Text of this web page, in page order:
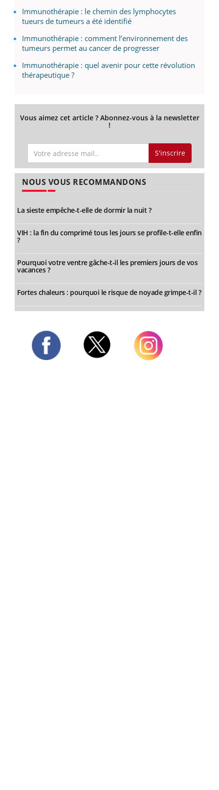
Immunothérapie : le chemin des lymphocytes
tueurs de tumeurs a été identifié
Immunothérapie : comment l’environnement des
tumeurs permet au cancer de progresser
Immunothérapie : quel avenir pour cette révolution
thérapeutique ?
Vous aimez cet article ? Abonnez-vous à la newsletter
!
S'inscrire
NOUS VOUS RECOMMANDONS
La sieste empêche-t-elle de dormir la nuit ?
VIH : la fin du comprimé tous les jours se profile-t-elle enfin
?
Pourquoi votre ventre gâche-t-il les premiers jours de vos
vacances ?
Fortes chaleurs : pourquoi le risque de noyade grimpe-t-il ?